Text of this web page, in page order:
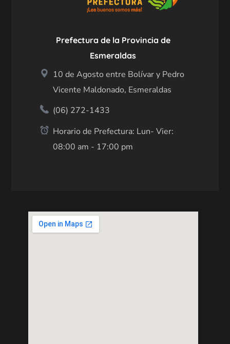
Prefectura de la Provincia de
Esmeraldas
10 de Agosto entre Bolívar y Pedro
Vicente Maldonado, Esmeraldas
(06) 272-1433
Horario de Prefectura: Lun- Vier:
08:00 am - 17:00 pm